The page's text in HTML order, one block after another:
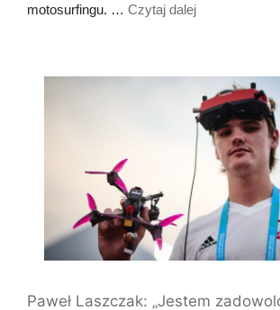
motosurfingu. … Czytaj dalej
Paweł Laszczak: „Jestem